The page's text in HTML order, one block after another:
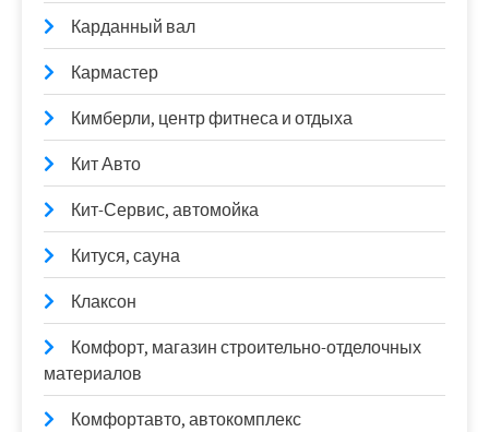
Карданный вал
Кармастер
Кимберли, центр фитнеса и отдыха
Кит Авто
Кит-Сервис, автомойка
Китуся, сауна
Клаксон
Комфорт, магазин строительно-отделочных
материалов
Комфортавто, автокомплекс